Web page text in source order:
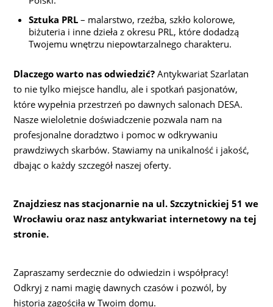
Sztuka PRL– malarstwo, rzeźba, szkło kolorowe,
biżuteria i inne dzieła z okresu PRL, które dodadzą
Twojemu wnętrzu niepowtarzalnego charakteru.
Dlaczego warto nas odwiedzić? Antykwariat Szarlatan
to nie tylko miejsce handlu, ale i spotkań pasjonatów,
które wypełnia przestrzeń po dawnych salonach DESA.
Nasze wieloletnie doświadczenie pozwala nam na
profesjonalne doradztwo i pomoc w odkrywaniu
prawdziwych skarbów. Stawiamy na unikalność i jakość,
dbając o każdy szczegół naszej oferty.
Znajdziesz nas stacjonarnie na ul. Szczytnickiej 51 we
Wrocławiu oraz nasz antykwariat internetowy na tej
stronie.
Zapraszamy serdecznie do odwiedzin i współpracy!
Odkryj z nami magię dawnych czasów i pozwól, by
historia zagościła w Twoim domu.